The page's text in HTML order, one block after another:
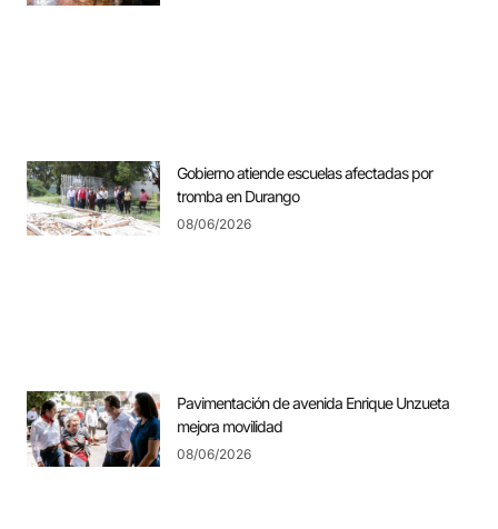
Gobierno atiende escuelas afectadas por
tromba en Durango
08/06/2026
Pavimentación de avenida Enrique Unzueta
mejora movilidad
08/06/2026